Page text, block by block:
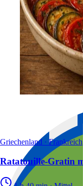
Griechenland · Frankreich
Ratatouille-Gratin